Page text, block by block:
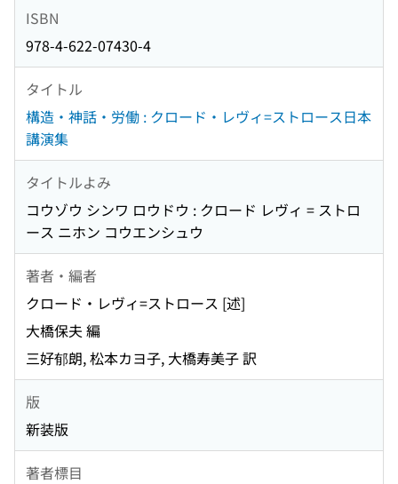
ISBN
978-4-622-07430-4
タイトル
構造・神話・労働 : クロード・レヴィ=ストロース日本
講演集
タイトルよみ
コウゾウ シンワ ロウドウ : クロード レヴィ = ストロ
ース ニホン コウエンシュウ
著者・編者
クロード・レヴィ=ストロース [述]
大橋保夫 編
三好郁朗, 松本カヨ子, 大橋寿美子 訳
版
新装版
著者標目